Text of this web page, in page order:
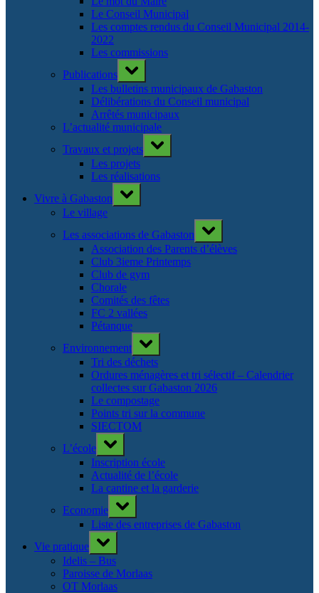
Le Conseil Municipal
Les comptes rendus du Conseil Municipal 2014-
2022
Les commissions
Publications
Toggle
sub-
menu
Les bulletins municipaux de Gabaston
Délibérations du Conseil municipal
Arrêtés municipaux
L’actualité municipale
Travaux et projets
Toggle
sub-
Les projets
Les réalisations
Vivre à Gabaston
Toggle
sub-
Le village
Les associations de Gabaston
Toggle
sub-
menu
Association des Parents d’élèves
Club 3ieme Printemps
Club de gym
Chorale
Comités des fêtes
FC 2 vallées
Pétanque
Environnement
Toggle
sub-
menu
Tri des déchets
Ordures ménagères et tri sélectif – Calendrier
collectes sur Gabaston 2026
Le compostage
Points tri sur la commune
SIECTOM
L’école
Toggle
sub-
menu
Inscription école
Actualité de l’école
La cantine et la garderie
Economie
Toggle
sub-
menu
Liste des entreprises de Gabaston
Vie pratique
Toggle
sub-
menu
Idelis – Bus
Paroisse de Morlaas
OT Morlaas